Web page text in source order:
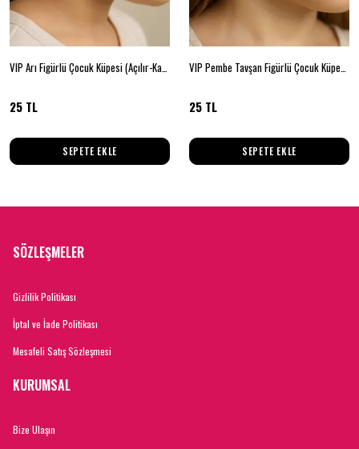
VIP Arı Figürlü Çocuk Küpesi (Açılır-Kapanır Klipsli)
25 TL
SEPETE EKLE
VIP Pembe Tavşan Figürlü Çocuk Küpesi (Açılır-Kapanır Klipsli)
25 TL
SEPETE EKLE
SÖZLEŞMELER
Gizlilik Politikası
İptal ve İade Politikası
Mesafeli Satış Sözleşmesi
KURUMSAL
Bize Ulaşın